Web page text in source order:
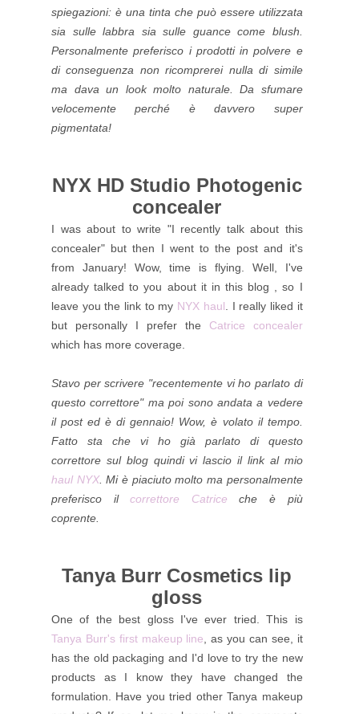
spiegazioni: è una tinta che può essere utilizzata
sia sulle labbra sia sulle guance come blush.
Personalmente preferisco i prodotti in polvere e
di conseguenza non ricomprerei nulla di simile
ma dava un look molto naturale. Da sfumare
velocemente perché è davvero super
pigmentata!
NYX HD Studio Photogenic
concealer
I was about to write "I recently talk about this
concealer" but then I went to the post and it's
from January! Wow, time is flying. Well, I've
already talked to you about it in this blog , so I
leave you the link to my NYX haul . I really liked it
but personally I prefer the Catrice concealer
which has more coverage.
Stavo per scrivere "recentemente vi ho parlato di
questo correttore" ma poi sono andata a vedere
il post ed è di gennaio! Wow, è volato il tempo.
Fatto sta che vi ho già parlato di questo
correttore sul blog quindi vi lascio il link al mio
haul NYX. Mi è piaciuto molto ma personalmente
preferisco ilcorrettore Catrice che è più
coprente.
Tanya Burr Cosmetics lip
gloss
One of the best gloss I've ever tried. This is
Tanya Burr's first makeup line , as you can see, it
has the old packaging and I'd love to try the new
products as I know they have changed the
formulation. Have you tried other Tanya makeup